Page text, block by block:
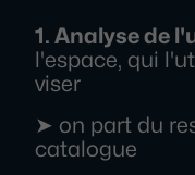
1. Analyse de
l'espace, qui
viser
➤ on part du
catalogue